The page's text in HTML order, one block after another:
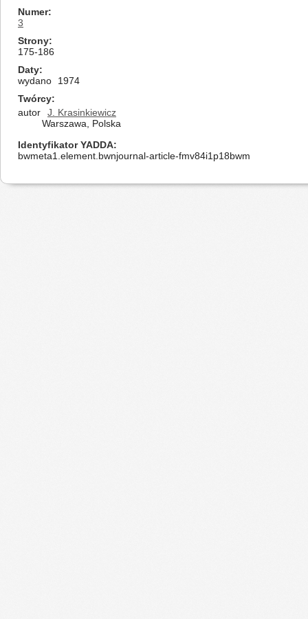
Numer
3
Strony
175-186
Daty
wydano
1974
Twórcy
autor
J. Krasinkiewicz
Warszawa, Polska
Identyfikator YADDA
bwmeta1.element.bwnjournal-article-fmv84i1p18bwm